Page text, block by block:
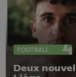
FOOTBALL
Deux